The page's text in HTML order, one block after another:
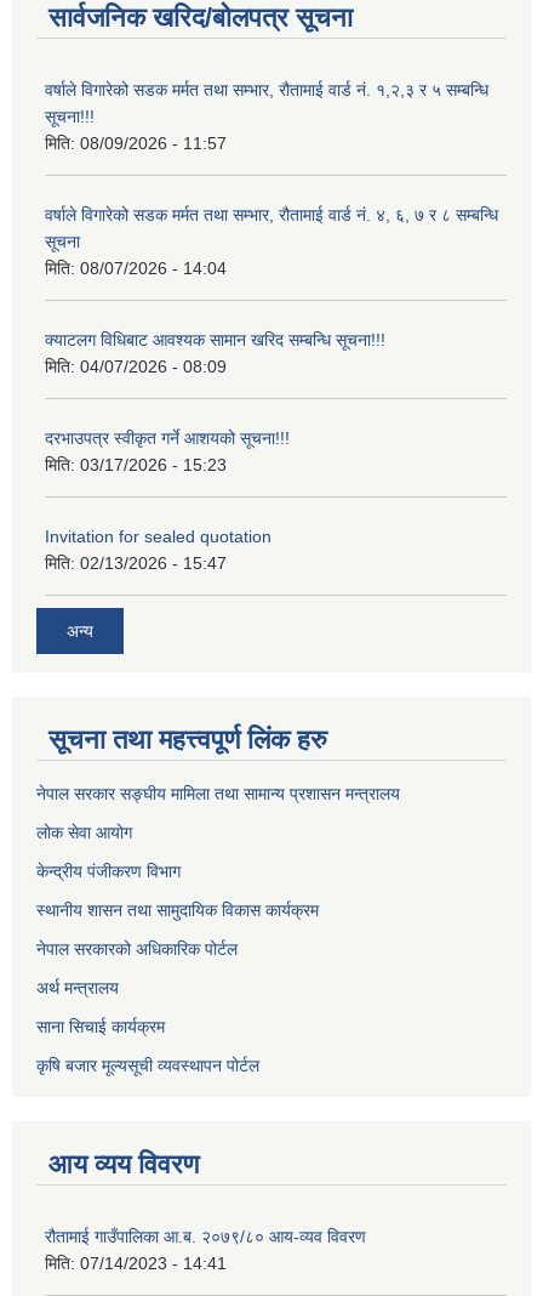
सार्वजनिक खरिद/बोलपत्र सूचना
वर्षाले विगारेको सडक मर्मत तथा सम्भार, रौतामाई वार्ड नं. १,२,३ र ५ सम्बन्धि
सूचना!!!
मिति: 08/09/2026 - 11:57
वर्षाले विगारेको सडक मर्मत तथा सम्भार, रौतामाई वार्ड नं. ४, ६, ७ र ८ सम्बन्धि
सूचना
मिति: 08/07/2026 - 14:04
क्याटलग विधिबाट आवश्यक सामान खरिद सम्बन्धि सूचना!!!
मिति: 04/07/2026 - 08:09
दरभाउपत्र स्वीकृत गर्ने आशयको सूचना!!!
मिति: 03/17/2026 - 15:23
Invitation for sealed quotation
मिति: 02/13/2026 - 15:47
अन्य
सूचना तथा महत्त्वपूर्ण लिंक हरु
नेपाल सरकार सङ्घीय मामिला तथा सामान्य प्रशासन मन्त्रालय
लोक सेवा आयोग
केन्द्रीय पंजीकरण विभाग
स्थानीय शासन तथा सामुदायिक विकास कार्यक्रम
नेपाल सरकारको अधिकारिक पोर्टल
अर्थ मन्त्रालय
साना सिचाई कार्यक्रम
कृषि बजार मूल्यसूची व्यवस्थापन पोर्टल
आय व्यय विवरण
रौतामाई गाउँपालिका आ.ब. २०७९/८० आय-व्यव विवरण
मिति: 07/14/2023 - 14:41